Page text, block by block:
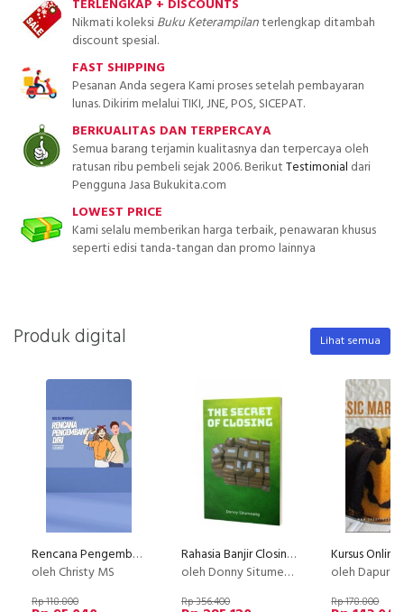
TERLENGKAP + DISCOUNTS
Nikmati koleksiBuku Keterampilanterlengkap ditambah
discount spesial.
FAST SHIPPING
Pesanan Anda segera Kami proses setelah pembayaran
lunas. Dikirim melalui TIKI, JNE, POS, SICEPAT.
BERKUALITAS DAN TERPERCAYA
Semua barang terjamin kualitasnya dan terpercaya oleh
ratusan ribu pembeli sejak 2006. BerikutTestimonial dari
Pengguna Jasa Bukukita.com
LOWEST PRICE
Kami selalu memberikan harga terbaik, penawaran khusus
seperti edisi tanda-tangan dan promo lainnya
Produk digital Lihat semua
Rencana Pengembangan Diri
oleh Christy MS
Rp 118.800
Rahasia Banjir Closing Setiap Hari
oleh Donny Situmeang
Rp 356.400
oleh Dapur
Rp 178.800